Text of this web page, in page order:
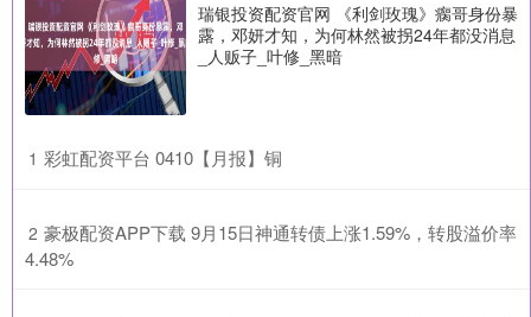
瑞银投资配资官网 《利剑玫瑰》瘸哥身份暴
露，邓妍才知，为何林然被拐24年都没消息
_人贩子_叶修_黑暗
1 ​彩虹配资平台 0410【月报】铜
2 ​豪极配资APP下载 9月15日神通转债上涨1.59%，转股溢价率
4.48%